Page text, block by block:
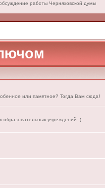
работы Черняховской думы
или памятное? Тогда Вам сюда!
образовательных учреждений :)